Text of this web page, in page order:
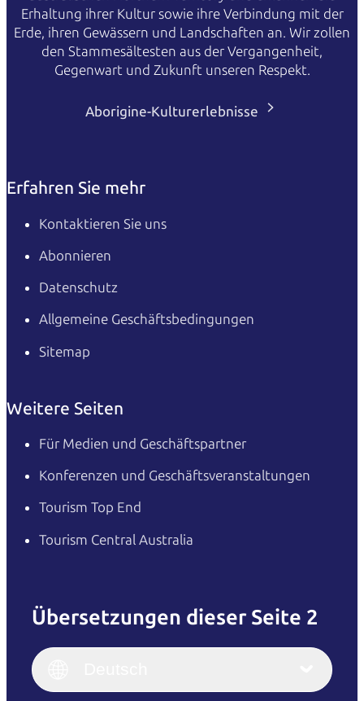
Erhaltung ihrer Kultur sowie ihre Verbindung mit der
Erde, ihren Gewässern und Landschaften an. Wir zollen
den Stammesältesten aus der Vergangenheit,
Gegenwart und Zukunft unseren Respekt.
Aborigine-Kulturerlebnisse
Erfahren Sie mehr
Kontaktieren Sie uns
Abonnieren
Datenschutz
Allgemeine Geschäftsbedingungen
Sitemap
Weitere Seiten
Für Medien und Geschäftspartner
Konferenzen und Geschäftsveranstaltungen
Tourism Top End
Tourism Central Australia
Übersetzungen dieser Seite 2
Italiano